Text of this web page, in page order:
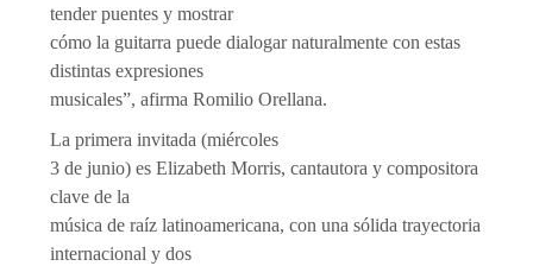
tender puentes y mostrar
cómo la guitarra puede dialogar naturalmente con estas
distintas expresiones
musicales”, afirma Romilio Orellana.
La primera invitada (miércoles
3 de junio) es Elizabeth Morris, cantautora y compositora
clave de la
música de raíz latinoamericana, con una sólida trayectoria
internacional y dos